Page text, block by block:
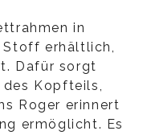
in
Stoff erhältlich,
Dafür sorgt
des Kopfteils,
Roger erinnert
ermöglicht. Es